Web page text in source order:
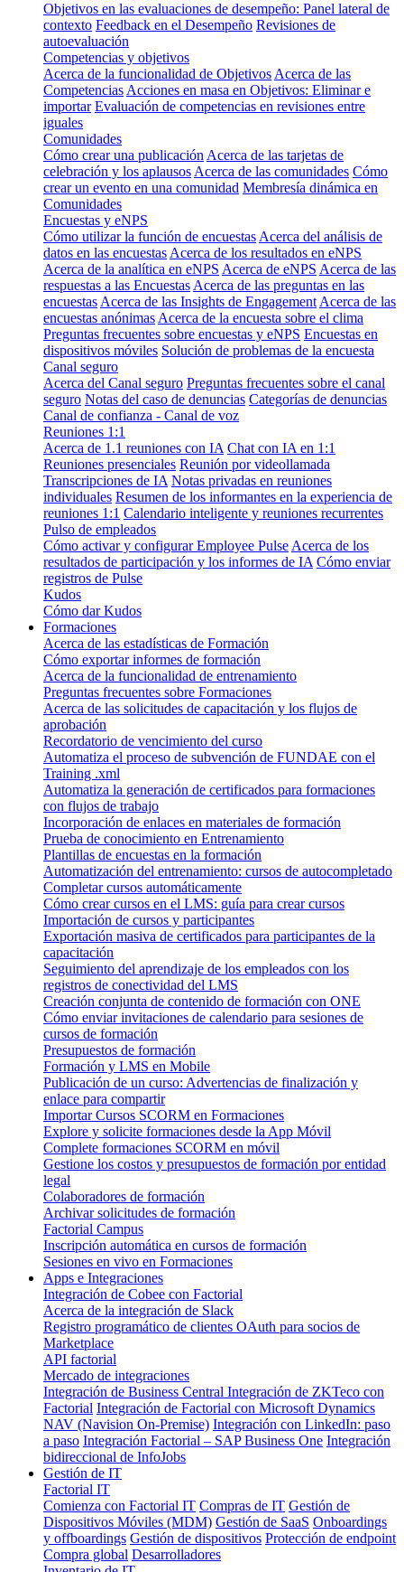
Objetivos en las evaluaciones de desempeño: Panel lateral de
contexto Feedback en el Desempeño Revisiones de
autoevaluación
Competencias y objetivos
Acerca de la funcionalidad de Objetivos Acerca de las
Competencias Acciones en masa en Objetivos: Eliminar e
importar Evaluación de competencias en revisiones entre
iguales
Comunidades
Cómo crear una publicación Acerca de las tarjetas de
celebración y los aplausos Acerca de las comunidades Cómo
crear un evento en una comunidad Membresía dinámica en
Comunidades
Encuestas y eNPS
Cómo utilizar la función de encuestas Acerca del análisis de
datos en las encuestas Acerca de los resultados en eNPS
Acerca de la analítica en eNPS Acerca de eNPS Acerca de las
respuestas a las Encuestas Acerca de las preguntas en las
encuestas Acerca de las Insights de Engagement Acerca de las
encuestas anónimas Acerca de la encuesta sobre el clima
Preguntas frecuentes sobre encuestas y eNPS Encuestas en
dispositivos móviles Solución de problemas de la encuesta
Canal seguro
Acerca del Canal seguro Preguntas frecuentes sobre el canal
seguro Notas del caso de denuncias Categorías de denuncias
Canal de confianza - Canal de voz
Reuniones 1:1
Acerca de 1.1 reuniones con IA Chat con IA en 1:1
Reuniones presenciales Reunión por videollamada
Transcripciones de IA Notas privadas en reuniones
individuales Resumen de los informantes en la experiencia de
reuniones 1:1 Calendario inteligente y reuniones recurrentes
Pulso de empleados
Cómo activar y configurar Employee Pulse Acerca de los
resultados de participación y los informes de IA Cómo enviar
registros de Pulse
Kudos
Cómo dar Kudos
Formaciones
Acerca de las estadísticas de Formación
Cómo exportar informes de formación
Acerca de la funcionalidad de entrenamiento
Preguntas frecuentes sobre Formaciones
Acerca de las solicitudes de capacitación y los flujos de
aprobación
Recordatorio de vencimiento del curso
Automatiza el proceso de subvención de FUNDAE con el
Training .xml
Automatiza la generación de certificados para formaciones
con flujos de trabajo
Incorporación de enlaces en materiales de formación
Prueba de conocimiento en Entrenamiento
Plantillas de encuestas en la formación
Automatización del entrenamiento: cursos de autocompletado
Completar cursos automáticamente
Cómo crear cursos en el LMS: guía para crear cursos
Importación de cursos y participantes
Exportación masiva de certificados para participantes de la
capacitación
Seguimiento del aprendizaje de los empleados con los
registros de conectividad del LMS
Creación conjunta de contenido de formación con ONE
Cómo enviar invitaciones de calendario para sesiones de
cursos de formación
Presupuestos de formación
Formación y LMS en Mobile
Publicación de un curso: Advertencias de finalización y
enlace para compartir
Importar Cursos SCORM en Formaciones
Explore y solicite formaciones desde la App Móvil
Complete formaciones SCORM en móvil
Gestione los costos y presupuestos de formación por entidad
legal
Colaboradores de formación
Archivar solicitudes de formación
Factorial Campus
Inscripción automática en cursos de formación
Sesiones en vivo en Formaciones
Apps e Integraciones
Integración de Cobee con Factorial
Acerca de la integración de Slack
Registro programático de clientes OAuth para socios de
Marketplace
API factorial
Mercado de integraciones
Integración de Business Central Integración de ZKTeco con
Factorial Integración de Factorial con Microsoft Dynamics
NAV (Navision On-Premise) Integración con LinkedIn: paso
a paso Integración Factorial – SAP Business One Integración
bidireccional de InfoJobs
Gestión de IT
Factorial IT
Comienza con Factorial IT Compras de IT Gestión de
Dispositivos Móviles (MDM) Gestión de SaaS Onboardings
y offboardings Gestión de dispositivos Protección de endpoint
Compra global Desarrolladores